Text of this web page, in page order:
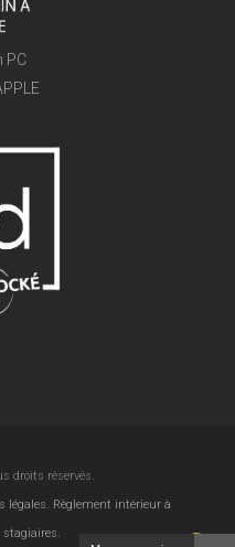
PC
droits réservés.
légales. Règlement intérieur à